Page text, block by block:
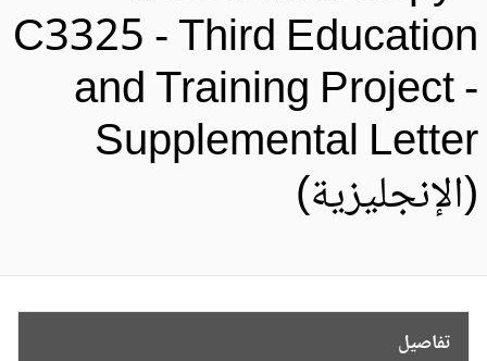
C3325 - Third
and Training Project
Supplemental
تفاصيل